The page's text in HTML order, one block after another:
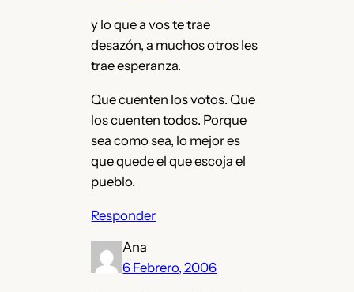
y lo que a vos te trae
desazón, a muchos otros les
trae esperanza.
Que cuenten los votos. Que
los cuenten todos. Porque
sea como sea, lo mejor es
que quede el que escoja el
pueblo.
Responder
Ana
6 Febrero, 2006